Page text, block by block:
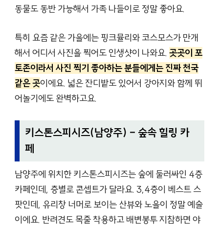
동물도 동반 가능해서 가족 나들이로 정말 좋아요.
특히 요즘 같은 가을에는 핑크뮬리와 코스모스가 만개
해서 어디서 사진을 찍어도 인생샷이 나와요. 곳곳이 포
토존이라서 사진 찍기 좋아하는 분들에게는 진짜 천국
같은 곳이에요. 넓은 잔디밭도 있어서 강아지와 함께 뛰
어놀기에도 완벽하고요.
키스톤스피시즈(남양주) – 숲속 힐링 카
페
남양주에 위치한 키스톤스피시즈는 숲에 둘러싸인 4층
카페인데, 층별로 콘셉트가 달라요. 3,4층이 베스트 스
팟인데, 유리창 너머로 보이는 산뷰와 노을이 정말 예술
이에요. 반려견도 목줄 착용하고 배변봉투 지참하면 야